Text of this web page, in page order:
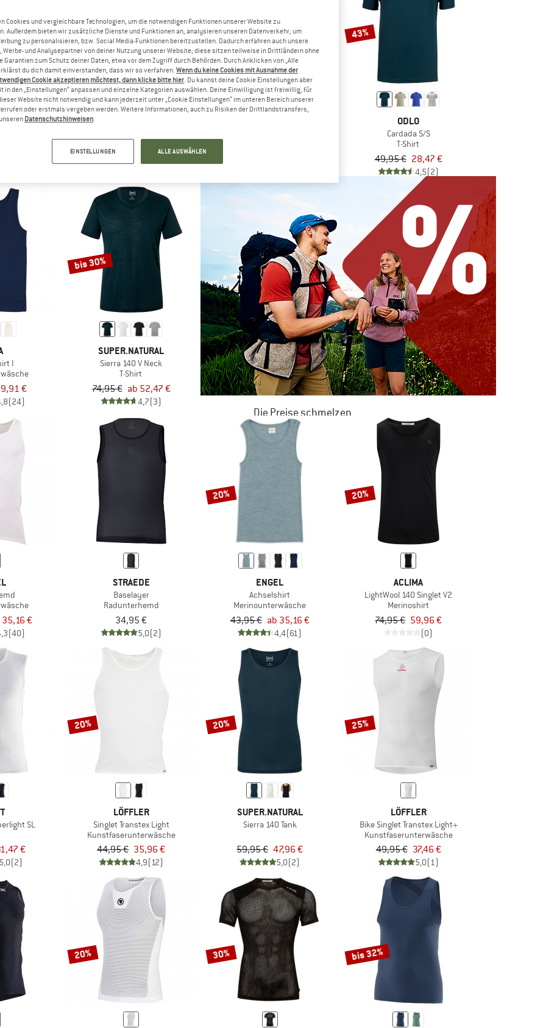
15%
Merinounterwäsche
bis 20% 43%
ODLO
Cardada S/S
T-Shirt
49,95 € 28,47 €
4,5(2)
I
€
(24)
bis 30%
SUPER.NATURAL
Sierra 140 V Neck
T-Shirt
74,95 € ab 52,47 €
4,7(3)
Die Preise schmelzen
JETZT BIS ZU 50% RABATT
ZUM SOMMER SALE
35,16 €
(40)
STRAEDE
Baselayer
Radunterhemd
34,95 €
5,0(2)
20%
ENGEL
Achselshirt
Merinounterwäsche
43,95 € ab 35,16 €
4,4(61)
20%
ACLIMA
LightWool 140 Singlet V2
Merinoshirt
74,95 € 59,96 €
(0)
SL
€
5,0(2)
20%
LÖFFLER
Singlet Transtex Light
Kunstfaserunterwäsche
44,95 € 35,96 €
4,9(12)
20%
SUPER.NATURAL
Sierra 140 Tank
59,95 € 47,96 €
5,0(2)
25%
LÖFFLER
Bike Singlet Transtex Light+
Kunstfaserunterwäsche
49,95 € 37,46 €
5,0(1)
20% 30% bis 32%
Cookies und vergleichbare Technologien, um die notwendigen Funktionen unserer Website zu
Außerdem bieten wir zusätzliche Dienste und Funktionen an, analysieren unseren Datenverkehr, um
zu personalisieren, bzw. Social Media-Funktionen bereitzustellen. Dadurch erfahren auch unsere
Werbe- und Analysepartner von deiner Nutzung unserer Website; diese sitzen teilweise in Drittländern ohne
Garantien zum Schutz deiner Daten, etwa vor dem Zugriff durch Behörden. Durch Anklicken von „Alle
du dich damit einverstanden, dass wir so verfahren. Wenn du keine Cookies mit Ausnahme der
Cookie akzeptieren möchtest, dann klicke bitte hier . Du kannst deine Cookie Einstellungen aber
in den „Einstellungen“ anpassen und einzelne Kategorien auswählen. Deine Einwilligung ist freiwillig, für
Website nicht notwendig und kann jederzeit unter „Cookie Einstellungen“ im unteren Bereich unserer
oder erstmals vergeben werden. Weitere Informationen, auch zu Risiken der Drittlandstransfers,
Datenschutzhinweisen
EINSTELLUNGEN ALLE AUSWÄHLEN